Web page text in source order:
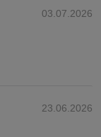
03.07.2026
23.06.2026